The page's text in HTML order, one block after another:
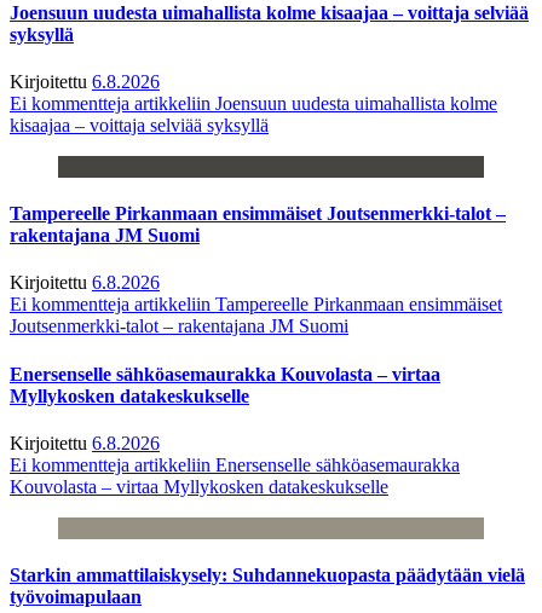
Joensuun uudesta uimahallista kolme kisaajaa – voittaja selviää
syksyllä
Kirjoitettu 6.8.2026
Ei kommentteja artikkeliin Joensuun uudesta uimahallista kolme
kisaajaa – voittaja selviää syksyllä
Tampereelle Pirkanmaan ensimmäiset Joutsenmerkki-talot –
rakentajana JM Suomi
Kirjoitettu 6.8.2026
Ei kommentteja artikkeliin Tampereelle Pirkanmaan ensimmäiset
Joutsenmerkki-talot – rakentajana JM Suomi
Enersenselle sähköasemaurakka Kouvolasta – virtaa
Myllykosken datakeskukselle
Kirjoitettu 6.8.2026
Ei kommentteja artikkeliin Enersenselle sähköasemaurakka
Kouvolasta – virtaa Myllykosken datakeskukselle
Starkin ammattilaiskysely: Suhdannekuopasta päädytään vielä
työvoimapulaan